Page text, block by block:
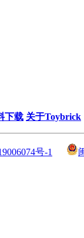
下载 关于Toybrick
号-1